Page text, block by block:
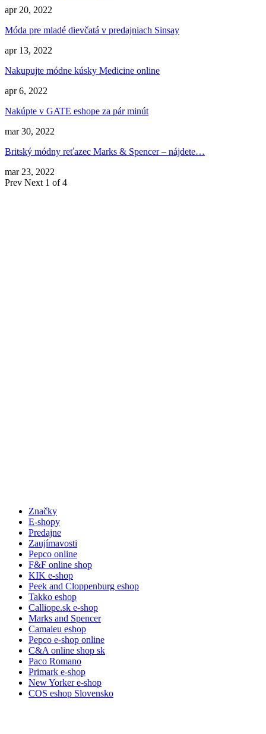
apr 20, 2022
Móda pre mladé dievčatá v predajniach Sinsay
apr 13, 2022
Nakupujte módne kúsky Medicine online
apr 6, 2022
Nakúpte v GATE eshope za pár minút
mar 30, 2022
Britský módny reťazec Marks & Spencer – nájdete…
mar 23, 2022
Prev Next 1 of 4
Značky
E-shopy
Predajne
Zaujímavosti
Pepco online
F&F online shop
KIK e-shop
Peek and Cloppenburg eshop
Takko eshop
Calliope.sk e-shop
Marks and Spencer
Camaieu eshop
Pepco e-shop online
C&A online shop sk
Paco Romano
Primark e-shop
New Yorker e-shop
COS eshop Slovensko